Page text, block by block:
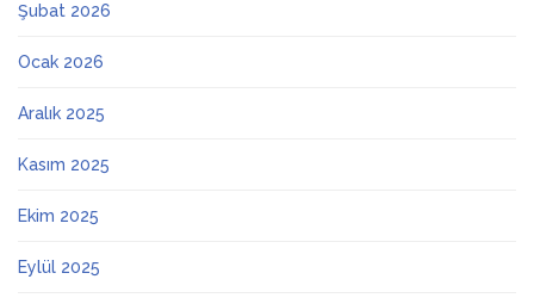
Şubat 2026
Ocak 2026
Aralık 2025
Kasım 2025
Ekim 2025
Eylül 2025